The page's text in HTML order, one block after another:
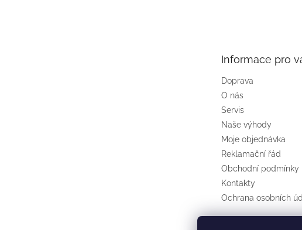
Informace pro
Doprava
O nás
Servis
Naše výhody
Moje objednávka
Reklamační řád
Obchodní podmínky
Kontakty
Ochrana osobních